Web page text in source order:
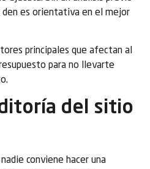
es orientativa en el mejor
principales que afectan al
para no llevarte
del sitio
conviene hacer una